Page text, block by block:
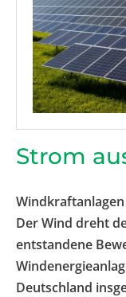
Strom
Der Wind dreht
entstandene
Deutschland